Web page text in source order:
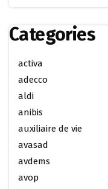
Categories
activa
adecco
aldi
anibis
auxiliaire de vie
avasad
avdems
avop